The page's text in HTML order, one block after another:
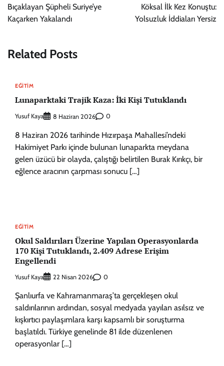
Bıçaklayan Şüpheli Suriye’ye
Kaçarken Yakalandı
Köksal İlk Kez Konuştu:
Yolsuzluk İddiaları Yersiz
Related Posts
EĞITIM
Lunaparktaki Trajik Kaza: İki Kişi Tutuklandı
Yusuf Kaya 8 Haziran 2026 0
8 Haziran 2026 tarihinde Hızırpaşa Mahallesi’ndeki
Hakimiyet Parkı içinde bulunan lunaparkta meydana
gelen üzücü bir olayda, çalıştığı belirtilen Burak Kırıkçı, bir
eğlence aracının çarpması sonucu […]
EĞITIM
Okul Saldırıları Üzerine Yapılan Operasyonlarda
170 Kişi Tutuklandı, 2.409 Adrese Erişim
Engellendi
Yusuf Kaya 22 Nisan 2026 0
Şanlıurfa ve Kahramanmaraş’ta gerçekleşen okul
saldırılarının ardından, sosyal medyada yayılan asılsız ve
kışkırtıcı paylaşımlara karşı kapsamlı bir soruşturma
başlatıldı. Türkiye genelinde 81 ilde düzenlenen
operasyonlar […]